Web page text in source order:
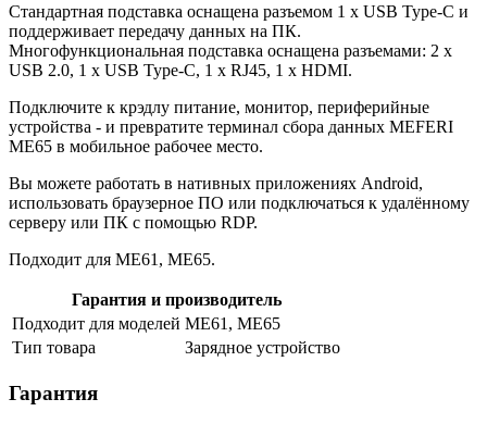
Стандартная подставка оснащена разъемом 1 x USB Type-C и
поддерживает передачу данных на ПК.
Многофункциональная подставка оснащена разъемами: 2 x
USB 2.0, 1 x USB Type-C, 1 x RJ45, 1 x HDMI.
Подключите к крэдлу питание, монитор, периферийные
устройства - и превратите терминал сбора данных MEFERI
ME65 в мобильное рабочее место.
Вы можете работать в нативных приложениях Android,
использовать браузерное ПО или подключаться к удалённому
серверу или ПК с помощью RDP.
Подходит для ME61, ME65.
Гарантия и производитель
Подходит для моделей ME61, ME65
Тип товара
Зарядное устройство
Гарантия